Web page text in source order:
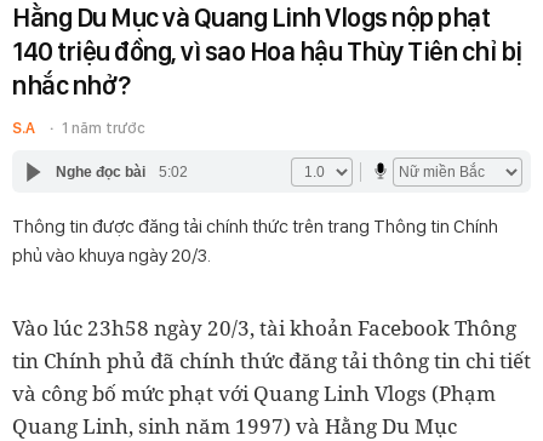
Hằng Du Mục và Quang Linh Vlogs nộp phạt
140 triệu đồng, vì sao Hoa hậu Thùy Tiên chỉ bị
nhắc nhở?
S.A 1 năm trước
Nghe đọc bài 5:02
Thông tin được đăng tải chính thức trên trang Thông tin Chính
phủ vào khuya ngày 20/3.
Vào lúc 23h58 ngày 20/3, tài khoản Facebook Thông
tin Chính phủ đã chính thức đăng tải thông tin chi tiết
và công bố mức phạt với Quang Linh Vlogs (Phạm
Quang Linh, sinh năm 1997) và Hằng Du Mục